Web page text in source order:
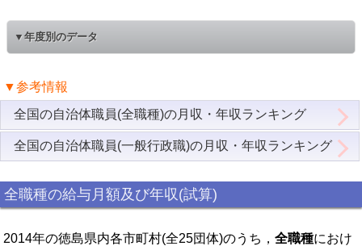
▼年度別のデータ
▼参考情報
全国の自治体職員(全職種)の月収・年収ランキング
全国の自治体職員(一般行政職)の月収・年収ランキング
全職種の給与月額及び年収(試算)
2014年の徳島県内各市町村(全25団体)のうち， 全職種におけ